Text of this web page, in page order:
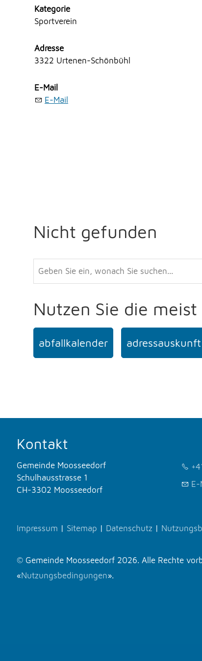
Kategorie
Sportverein
Adresse
3322 Urtenen-Schönbühl
E-Mail
E-Mail
Nicht gefunden
Nutzen Sie die
abfallkalender adressauskunft
Kontakt
Gemeinde Moosseedorf
Schulhausstrasse 1
CH-3302 Moosseedorf
E-
Impressum | Sitemap | Datenschutz |
© Gemeinde Moosseedorf 2026. Alle Rechte
«Nutzungsbedingungen».